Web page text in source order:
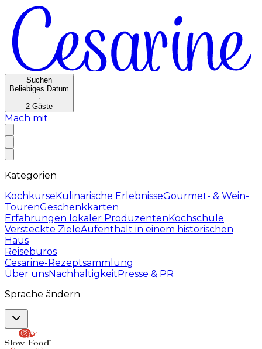
Suchen
Beliebiges Datum
·
2 Gäste
Mach mit
Kategorien
KochkurseKulinarische ErlebnisseGourmet- & Wein-
TourenGeschenkkarten
Erfahrungen lokaler ProduzentenKochschule
Versteckte ZieleAufenthalt in einem historischen
Haus
Reisebüros
Cesarine-Rezeptsammlung
Über unsNachhaltigkeitPresse & PR
Sprache ändern